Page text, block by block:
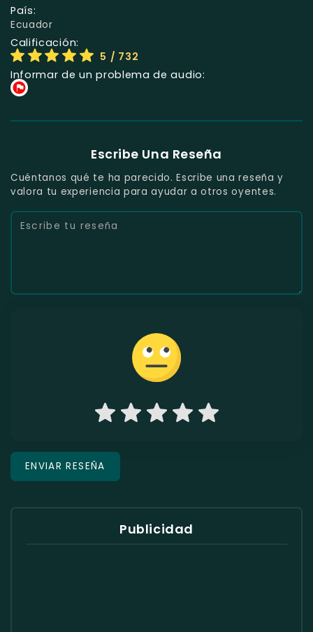
País:
Ecuador
Calificación:
5 / 732
Informar de un problema de audio:
Escribe Una Reseña
Cuéntanos qué te ha parecido. Escribe una reseña y
valora tu experiencia para ayudar a otros oyentes.
Publicidad